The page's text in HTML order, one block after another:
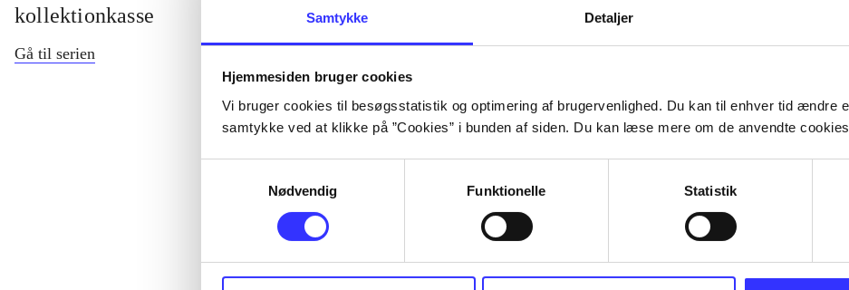
Samtykke Detaljer
Hjemmesiden bruger cookies
Vi bruger cookies til besøgsstatistik og optimering af brugervenlighed. Du kan til enhver tid ændre
samtykke ved at klikke på ”Cookies” i bunden af siden. Du kan læse mere om de anvendte cookies
Nødvendig
Funktionelle Statistik
kollektionkasse
Gå til serien
22 forskellige hestespil
lydighedsskole
forskellige kattespil